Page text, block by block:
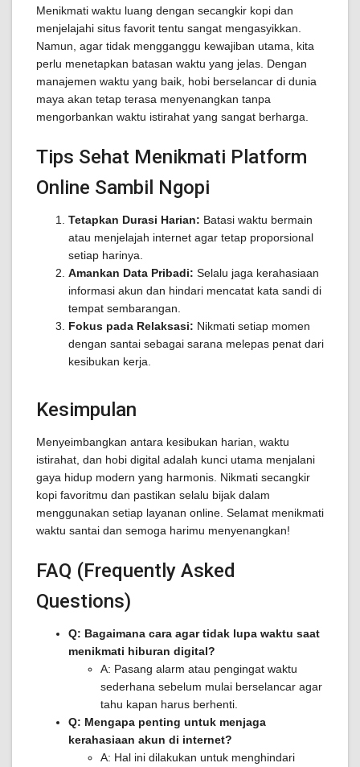
Menikmati waktu luang dengan secangkir kopi dan
menjelajahi situs favorit tentu sangat mengasyikkan.
Namun, agar tidak mengganggu kewajiban utama, kita
perlu menetapkan batasan waktu yang jelas. Dengan
manajemen waktu yang baik, hobi berselancar di dunia
maya akan tetap terasa menyenangkan tanpa
mengorbankan waktu istirahat yang sangat berharga.
Tips Sehat Menikmati Platform
Online Sambil Ngopi
Tetapkan Durasi Harian: Batasi waktu bermain
atau menjelajah internet agar tetap proporsional
setiap harinya.
Amankan Data Pribadi: Selalu jaga kerahasiaan
informasi akun dan hindari mencatat kata sandi di
tempat sembarangan.
Fokus pada Relaksasi: Nikmati setiap momen
dengan santai sebagai sarana melepas penat dari
kesibukan kerja.
Kesimpulan
Menyeimbangkan antara kesibukan harian, waktu
istirahat, dan hobi digital adalah kunci utama menjalani
gaya hidup modern yang harmonis. Nikmati secangkir
kopi favoritmu dan pastikan selalu bijak dalam
menggunakan setiap layanan online. Selamat menikmati
waktu santai dan semoga harimu menyenangkan!
FAQ (Frequently Asked
Questions)
Q: Bagaimana cara agar tidak lupa waktu saat
menikmati hiburan digital?
A: Pasang alarm atau pengingat waktu
sederhana sebelum mulai berselancar agar
tahu kapan harus berhenti.
Q: Mengapa penting untuk menjaga
kerahasiaan akun di internet?
A: Hal ini dilakukan untuk menghindari